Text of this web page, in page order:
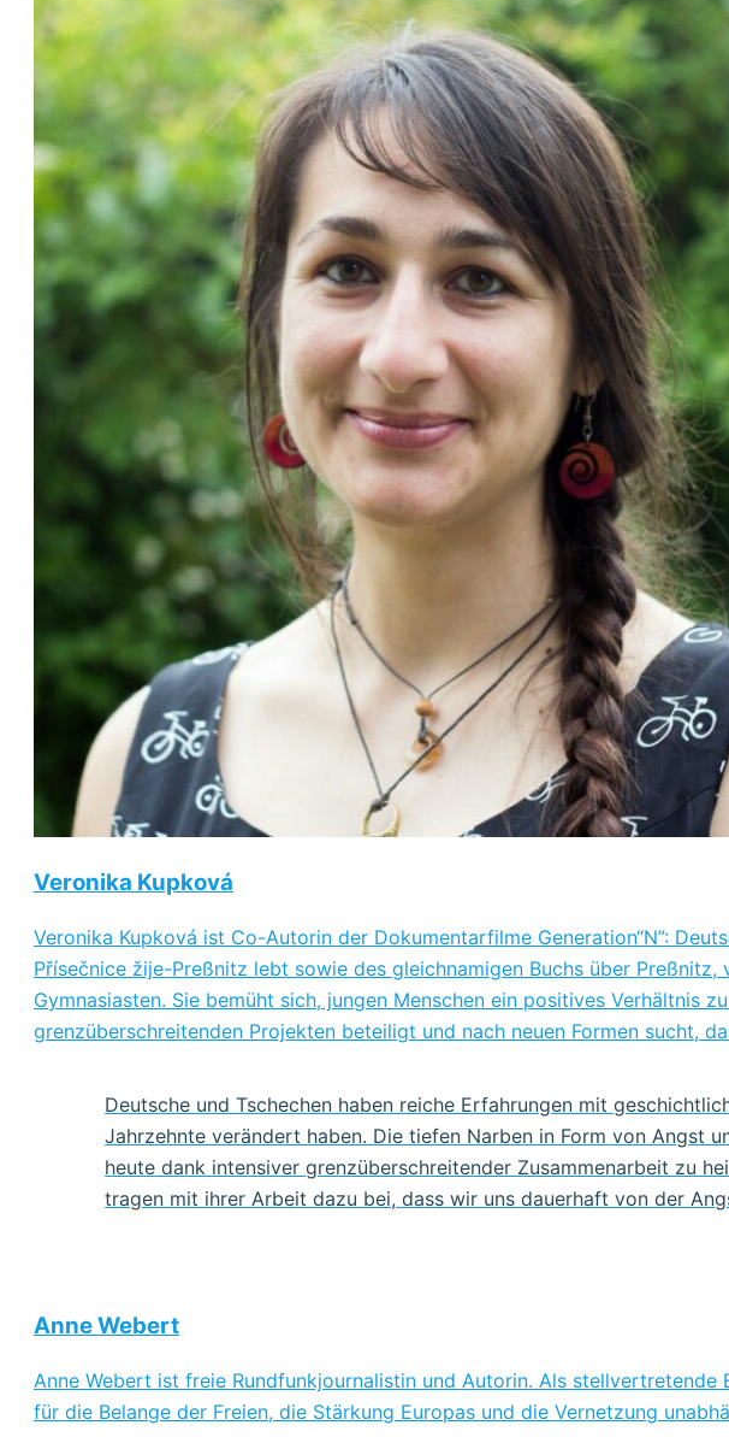
Veronika Kupková
Veronika Kupková ist Co-Autorin der Dokumentarfilme Generation“N”:
Přísečnice žije-Preßnitz lebt sowie des gleichnamigen Buchs über
Gymnasiasten. Sie bemüht sich, jungen Menschen ein positives
grenzüberschreitenden Projekten beteiligt und nach neuen Formen sucht,
Deutsche und Tschechen haben reiche Erfahrungen mit
Jahrzehnte verändert haben. Die tiefen Narben in Form von Angst
heute dank intensiver grenzüberschreitender Zusammenarbeit zu
tragen mit ihrer Arbeit dazu bei, dass wir uns dauerhaft von der
Anne Webert
Anne Webert ist freie Rundfunkjournalistin und Autorin. Als
für die Belange der Freien, die Stärkung Europas und die Vernetzung